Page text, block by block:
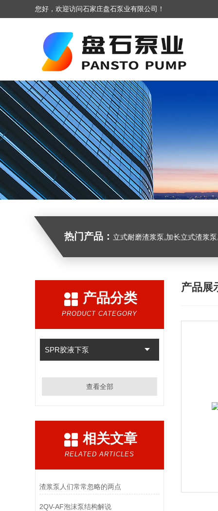
您好，欢迎访问石家庄盘石泵业有限公司！
热门产品： 立式耐磨渣浆泵,加长立式渣浆
产品分类
PRODUCT CATEGORY
SPR胶液下泵
查看全部
相关文章
RELATED ARTICLES
渣浆泵人们常常忽略的两点
2QV-AF泡沫泵结构解说
产品展